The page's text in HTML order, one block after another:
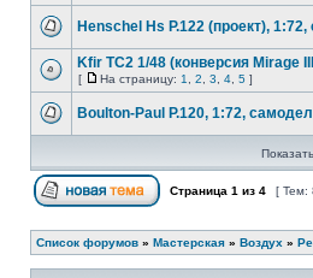
Henschеl Hs P.122 (проект),
Kfir TC2 1/48 (конверсия Mirage
[ На страницу: 1 2 3 4 5 ]
Boulton-Paul P.120, 1:72,
Страница 1 из 4 [ Тем:
Список форумов » Мастерская » Воздух »